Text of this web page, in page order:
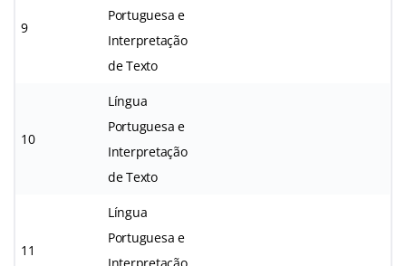
9
Portuguesa e
Interpretação
de Texto
10
Língua
Portuguesa e
Interpretação
de Texto
11
Língua
Portuguesa e